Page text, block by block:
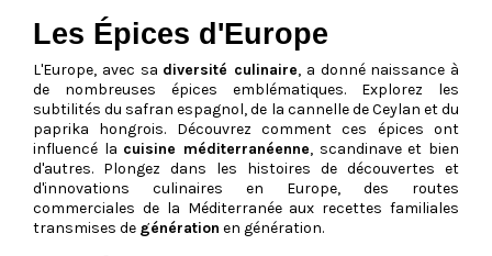
Les Épices d'Europe
L'Europe, avec sa diversité culinaire, a donné naissance à
de nombreuses épices emblématiques. Explorez les
subtilités du safran espagnol, de la cannelle de Ceylan et du
paprika hongrois. Découvrez comment ces épices ont
influencé la cuisine méditerranéenne, scandinave et bien
d'autres. Plongez dans les histoires de découvertes et
d'innovations culinaires en Europe, des routes
commerciales de la Méditerranée aux recettes familiales
transmises de génération en génération.